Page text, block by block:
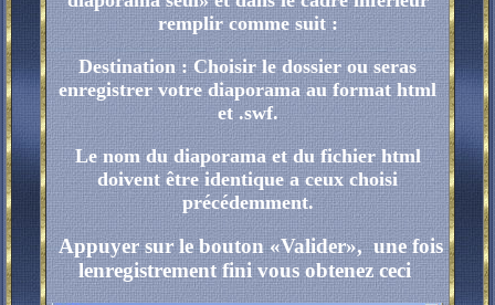
remplir comme suit :
Destination : Choisir le dossier ou seras
enregistrer votre diaporama au format html
et .swf.
Le nom du diaporama et du fichier html
doivent être identique a ceux choisi
précédemment.
Appuyer sur le bouton «Valider», une fois
lenregistrement fini vous obtenez ceci